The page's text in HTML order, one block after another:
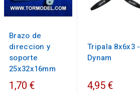
Brazo de
direccion y
soporte
25x32x16mm
1,70 €
Tripala 8x6x3 -
Dynam
4,95 €